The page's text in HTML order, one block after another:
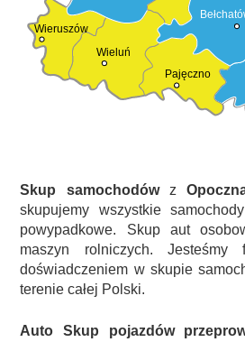
Pajęczno
Wieluń
Wieruszów
Skup samochodówz
skupujemy wszystkie
powypadkowe. Skup aut
maszyn rolniczych.
doświadczeniem w skupie
terenie całej Polski.
Auto Skup pojazdów